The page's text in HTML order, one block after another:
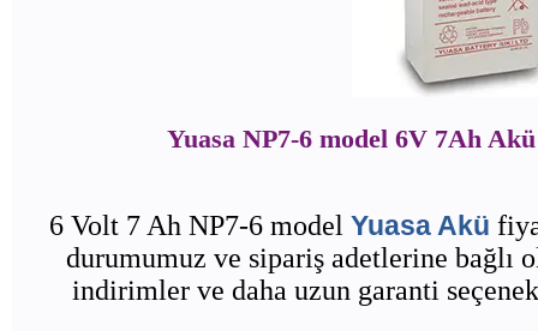
Yuasa NP7-6 model 6V 7Ah Akü
6 Volt 7 Ah NP7-6 model Yuasa Akü
durumumuz ve sipariş adetlerine bağlı
indirimler ve daha uzun garanti